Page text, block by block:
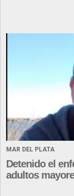
MAR DEL PLATA
Detenido el
adultos